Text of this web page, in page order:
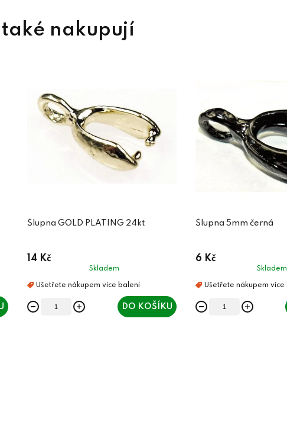
Šlupna GOLD PLATING 24kt
14 Kč
Skladem
DO KOŠÍKU
Šlupna 5mm černá
6 Kč
Skladem